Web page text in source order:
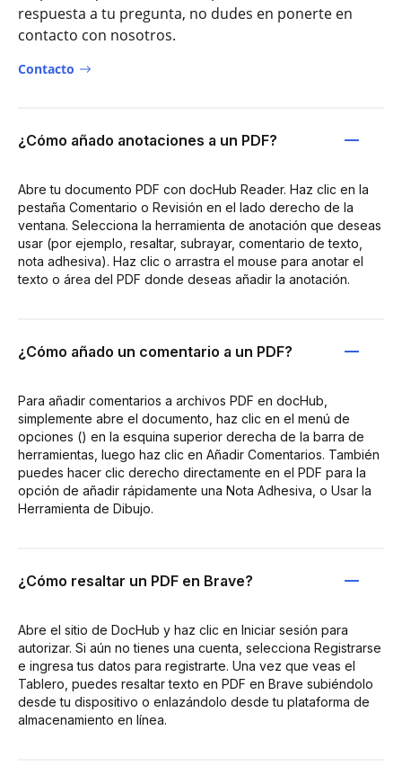
respuesta a tu pregunta, no dudes en ponerte en
contacto con nosotros.
Contacto
¿Cómo añado anotaciones a un PDF?
Abre tu documento PDF con docHub Reader. Haz clic en la
pestaña Comentario o Revisión en el lado derecho de la
ventana. Selecciona la herramienta de anotación que deseas
usar (por ejemplo, resaltar, subrayar, comentario de texto,
nota adhesiva). Haz clic o arrastra el mouse para anotar el
texto o área del PDF donde deseas añadir la anotación.
¿Cómo añado un comentario a un PDF?
Para añadir comentarios a archivos PDF en docHub,
simplemente abre el documento, haz clic en el menú de
opciones () en la esquina superior derecha de la barra de
herramientas, luego haz clic en Añadir Comentarios. También
puedes hacer clic derecho directamente en el PDF para la
opción de añadir rápidamente una Nota Adhesiva, o Usar la
Herramienta de Dibujo.
¿Cómo resaltar un PDF en Brave?
Abre el sitio de DocHub y haz clic en Iniciar sesión para
autorizar. Si aún no tienes una cuenta, selecciona Registrarse
e ingresa tus datos para registrarte. Una vez que veas el
Tablero, puedes resaltar texto en PDF en Brave subiéndolo
desde tu dispositivo o enlazándolo desde tu plataforma de
almacenamiento en línea.